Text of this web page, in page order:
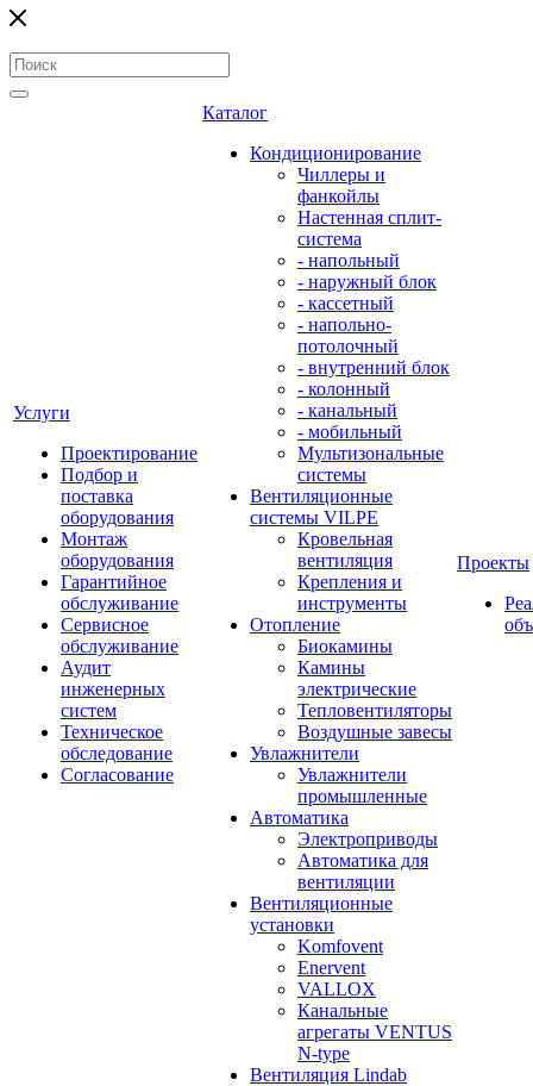
Услуги
Проектирование
Подбор и
поставка
оборудования
Монтаж
оборудования
Гарантийное
обслуживание
Сервисное
обслуживание
Аудит
инженерных
систем
Техническое
обследование
Согласование
Каталог
Кондиционирование
Чиллеры и
фанкойлы
Настенная сплит-
система
- напольный
- наружный блок
- кассетный
- напольно-
потолочный
- внутренний блок
- колонный
- канальный
- мобильный
Мультизональные
системы
Вентиляционные
системы VILPE
Кровельная
вентиляция
Крепления и
инструменты
Отопление
Биокамины
Камины
электрические
Тепловентиляторы
Воздушные завесы
Увлажнители
Увлажнители
промышленные
Автоматика
Электроприводы
Автоматика для
вентиляции
Вентиляционные
установки
Komfovent
Enervent
VALLOX
Канальные
агрегаты VENTUS
N-type
Вентиляция Lindab
Проекты